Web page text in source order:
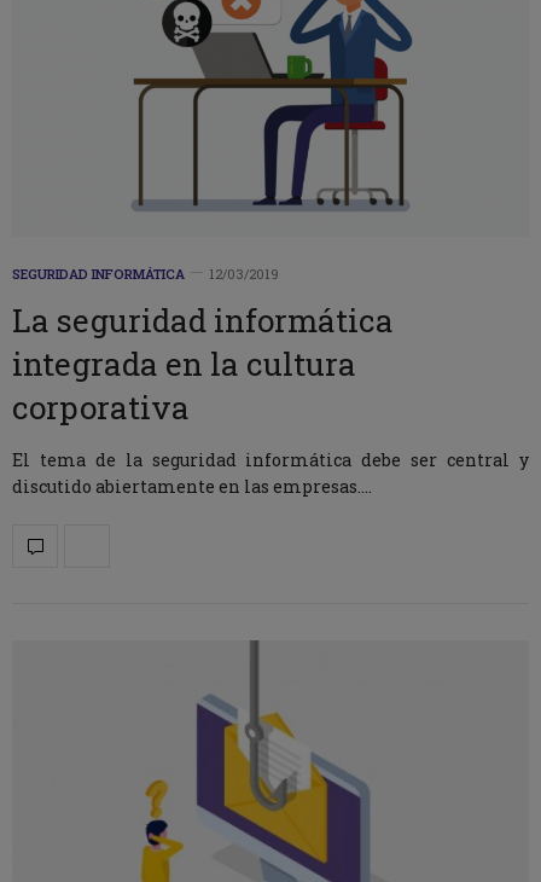
SEGURIDAD INFORMÁTICA 12/03/2019
La seguridad informática
integrada en la cultura
corporativa
El tema de la seguridad informática debe ser central y
discutido abiertamente en las empresas.…